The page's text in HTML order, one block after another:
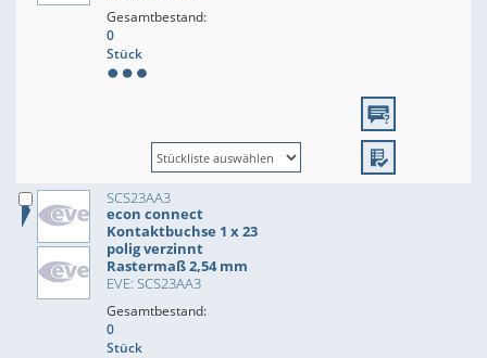
Gesamtbestand:
0
Stück
SCS23AA3
econ connect
Kontaktbuchse 1 x 23
polig verzinnt
Rastermaß 2,54 mm
EVE: SCS23AA3
Gesamtbestand:
0
Stück